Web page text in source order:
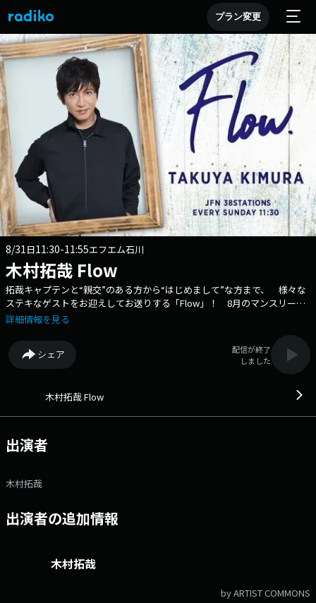
プラン変更
8/31 日11:30-11:55エフエム石川
木村拓哉 Flow
拓哉キャプテンと“親交”のある方から“はじめまして”な方まで、 様々な
ステキなゲストをお迎えしてお送りする「Flow」！ 8月のマンスリーゲ
ストは映画『TOKYOタクシー』で共演しました 俳優の蒼井優さんをお迎
蒼井優さんにとっての「人生の一曲」も伺います！ 番組Webサイト：
https://www.tfm.co.jp/flow/ メッセージフォーム：
https://www.tfm.co.jp/flow/index.php?catid=3748 Xハッシュタグは
詳細情報を見る
シェア
配信が終了
しました
木村拓哉 Flow
出演者
木村拓哉
出演者の追加情報
木村拓哉
by ARTIST COMMONS